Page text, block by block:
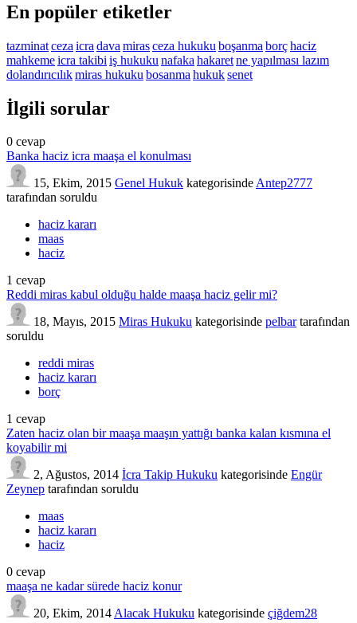
En popüler etiketler
tazminatceza icra dava mirasceza hukuku boşanma borçhaciz
mahkemeicra takibi iş hukuku nafaka hakaretne yapılması lazım
dolandırıcılıkmiras hukuku bosanma hukuksenet
İlgili sorular
0 cevap
Banka haciz icra maaşa el konulması
15, Ekim, 2015 Genel Hukuk kategorisindeAntep2777
tarafından soruldu
haciz kararı
maas
haciz
1 cevap
Reddi miras kabul olduğu halde maaşa haciz gelir mi?
18, Mayıs, 2015 Miras Hukuku kategorisinde pelbar tarafından
soruldu
reddi miras
haciz kararı
borç
1 cevap
Zaten haciz olan bir maaşa maaşın yattığı banka kalan kısmına el
koyabilir mi
2, Ağustos, 2014 İcra Takip Hukuku kategorisinde Engür
Zeynep tarafından soruldu
maas
haciz kararı
haciz
0 cevap
maaşa ne kadar sürede haciz konur
20, Ekim, 2014Alacak Hukuku kategorisinde çiğdem28